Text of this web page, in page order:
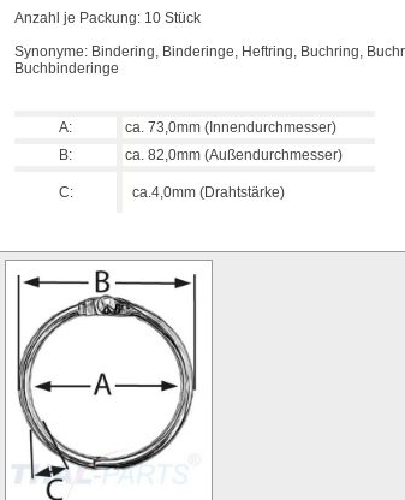
Anzahl je Packung: 10 Stück
Synonyme: Bindering, Binderinge, Heftring, Buchring,
Buchbinderinge
A:
ca. 73,0mm (Innendurchmesser)
B:
ca. 82,0mm (Außendurchmesser)
C: ca.4,0mm (Drahtstärke)